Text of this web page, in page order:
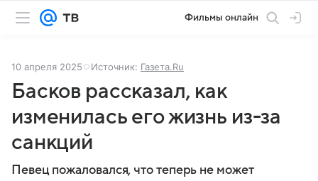
Фильмы онлайн
10 апреля 2025 Источник: Газета.Ru
Басков рассказал, как
изменилась его жизнь из-за
санкций
Певец пожаловался, что теперь не может